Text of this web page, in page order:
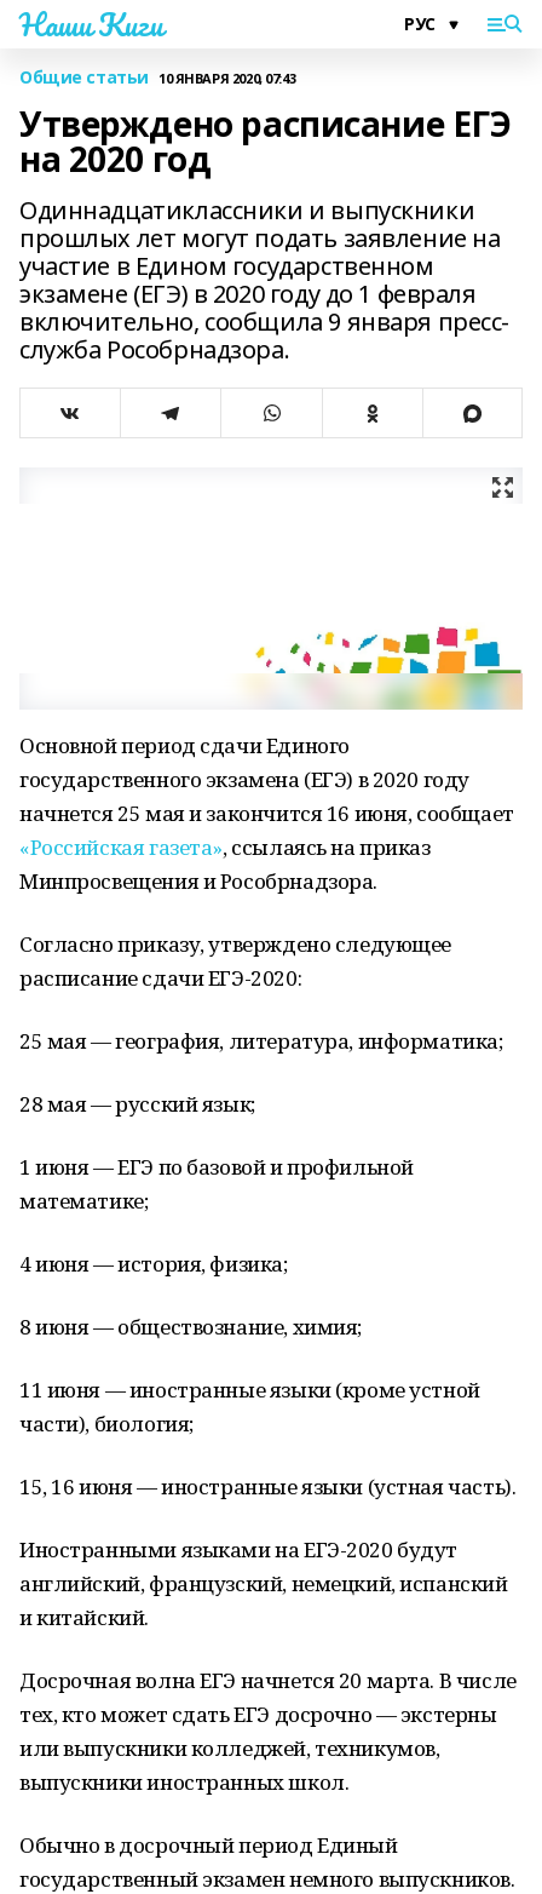
Наши Киги
Общие статьи 10 ЯНВАРЯ 2020, 07:43
Утверждено расписание ЕГЭ
на 2020 год
Одиннадцатиклассники и выпускники
прошлых лет могут подать заявление на
участие в Едином государственном
экзамене (ЕГЭ) в 2020 году до 1 февраля
включительно, сообщила 9 января пресс-
служба Рособрнадзора.
Основной период сдачи Единого
государственного экзамена (ЕГЭ) в 2020 году
начнется 25 мая и закончится 16 июня, сообщает
«Российская газета», ссылаясь на приказ
Минпросвещения и Рособрнадзора.
Согласно приказу, утверждено следующее
расписание сдачи ЕГЭ-2020:
25 мая — география, литература, информатика;
28 мая — русский язык;
1 июня — ЕГЭ по базовой и профильной
математике;
4 июня — история, физика;
8 июня — обществознание, химия;
11 июня — иностранные языки (кроме устной
части), биология;
15, 16 июня — иностранные языки (устная часть).
Иностранными языками на ЕГЭ-2020 будут
английский, французский, немецкий, испанский
и китайский.
Досрочная волна ЕГЭ начнется 20 марта. В числе
тех, кто может сдать ЕГЭ досрочно — экстерны
или выпускники колледжей, техникумов,
выпускники иностранных школ.
Обычно в досрочный период Единый
государственный экзамен немного выпускников.